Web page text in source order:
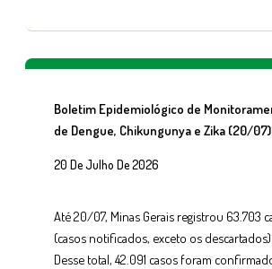
Boletim Epidemiológico de
de Dengue, Chikungunya e Zika (20/07)
20 De Julho De 2026
Até 20/07, Minas Gerais registrou 63.703
(casos notificados, exceto os
Desse total, 42.091 casos foram